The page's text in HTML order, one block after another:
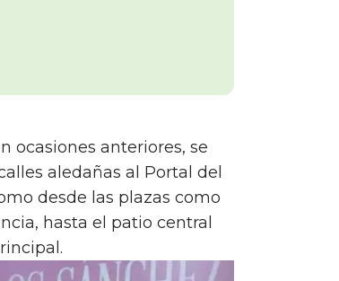
ocasiones anteriores, se
aledañas al Portal del
desde las plazas como
hasta el patio central